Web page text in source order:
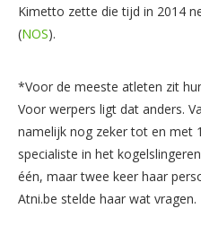
Kimetto zette die tijd in 2014
(NOS).
*Voor de meeste atleten zit
Voor werpers ligt dat anders.
namelijk nog zeker tot en met
specialiste in het
één, maar twee keer haar
Atni.be stelde haar wat